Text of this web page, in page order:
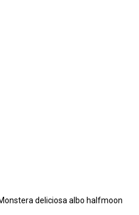
deliciosa albo halfmoon